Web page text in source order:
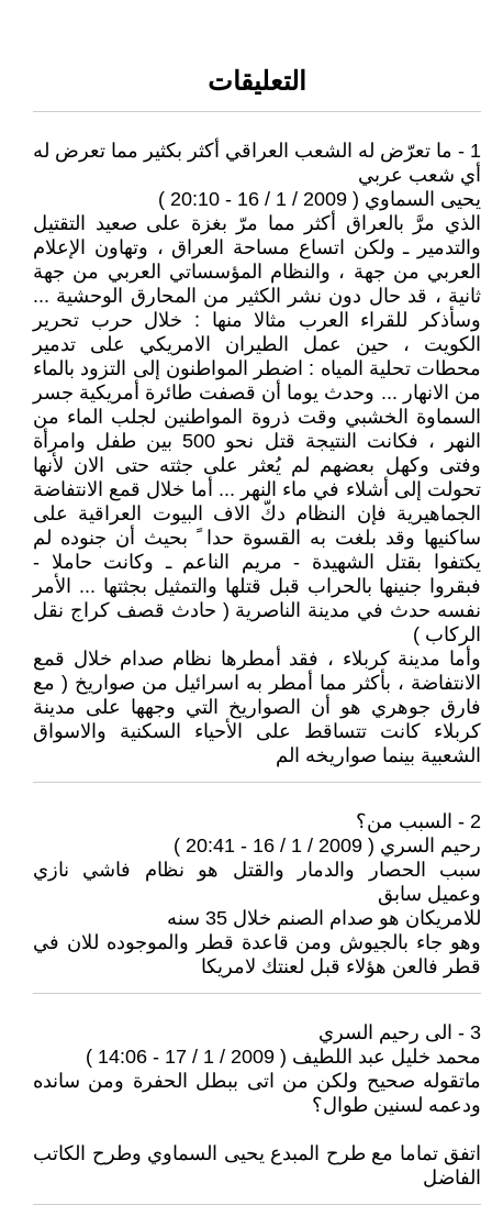
التعليقات
1 - ما تعرّض له الشعب العراقي أكثر بكثير مما تعرض له
أي شعب عربي
يحيى السماوي ( 2009 / 1 / 16 - 20:10 )
الذي مرَّ بالعراق أكثر مما مرّ بغزة على صعيد التقتيل
والتدمير ـ ولكن اتساع مساحة العراق ، وتهاون الإعلام
العربي من جهة ، والنظام المؤسساتي العربي من جهة
ثانية ، قد حال دون نشر الكثير من المحارق الوحشية ...
وسأذكر للقراء العرب مثالا منها : خلال حرب تحرير
الكويت ، حين عمل الطيران الامريكي على تدمير
محطات تحلية المياه : اضطر المواطنون إلى التزود بالماء
من الانهار ... وحدث يوما أن قصفت طائرة أمريكية جسر
السماوة الخشبي وقت ذروة المواطنين لجلب الماء من
النهر ، فكانت النتيجة قتل نحو 500 بين طفل وامرأة
وفتى وكهل بعضهم لم يُعثر على جثته حتى الان لأنها
تحولت إلى أشلاء في ماء النهر ... أما خلال قمع الانتفاضة
الجماهيرية فإن النظام دكّ الاف البيوت العراقية على
ساكنيها وقد بلغت به القسوة حدا ً بحيث أن جنوده لم
يكتفوا بقتل الشهيدة - مريم الناعم ـ وكانت حاملا -
فبقروا جنينها بالحراب قبل قتلها والتمثيل بجثتها ... الأمر
نفسه حدث في مدينة الناصرية ( حادث قصف كراج نقل
الركاب )
وأما مدينة كربلاء ، فقد أمطرها نظام صدام خلال قمع
الانتفاضة ، بأكثر مما أمطر به اسرائيل من صواريخ ( مع
فارق جوهري هو أن الصواريخ التي وجهها على مدينة
كربلاء كانت تتساقط على الأحياء السكنية والاسواق
الشعبية بينما صواريخه الم
2 - السبب من؟
رحيم السري ( 2009 / 1 / 16 - 20:41 )
سبب الحصار والدمار والقتل هو نظام فاشي نازي
وعميل سابق
للامريكان هو صدام الصنم خلال 35 سنه
وهو جاء بالجيوش ومن قاعدة قطر والموجوده للان في
قطر فالعن هؤلاء قبل لعنتك لامريكا
3 - الى رحيم السري
محمد خليل عبد اللطيف ( 2009 / 1 / 17 - 14:06 )
ماتقوله صحيح ولكن من اتى ببطل الحفرة ومن سانده
ودعمه لسنين طوال؟
اتفق تماما مع طرح المبدع يحيى السماوي وطرح الكاتب
الفاضل